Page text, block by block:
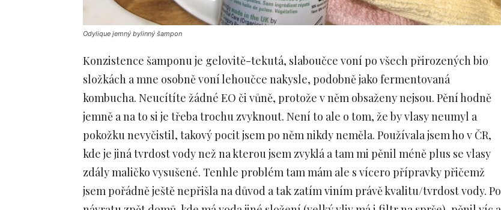
Odylique jemný bylinný šampon
Konzistence šamponu je gelovitě-tekutá, slaboučce voní po všech přirozených bio
složkách a mne osobně voní lehoučce nakysle, podobně jako fermentovaná
kombucha. Neucítíte žádné EO či vůně, protože v něm obsaženy nejsou. Pění hodně
jemně a na to si je třeba trochu zvyknout. Není to ale o tom, že by vlasy neumyl a
pokožku nevyčistil, takový pocit jsem po něm nikdy neměla. Používala jsem ho v ČR,
kde je jiná tvrdost vody než na kterou jsem zvyklá a tam mi pěnil méně plus se vlasy
zdály maličko vysušené. Tenhle problém tam mám ale s vícero přípravky přičemž
jsem pořádně ještě nepřišla na důvod a tak zatím viním právě kvalitu/tvrdost vody. Po